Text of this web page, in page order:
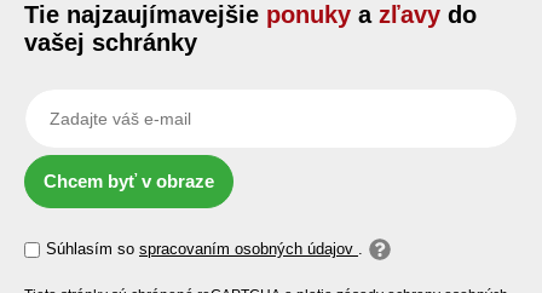
Tie najzaujímavejšie ponuky a zľavy do
vašej schránky
Chcem byť v obraze
Súhlasím so spracovaním osobných údajov .